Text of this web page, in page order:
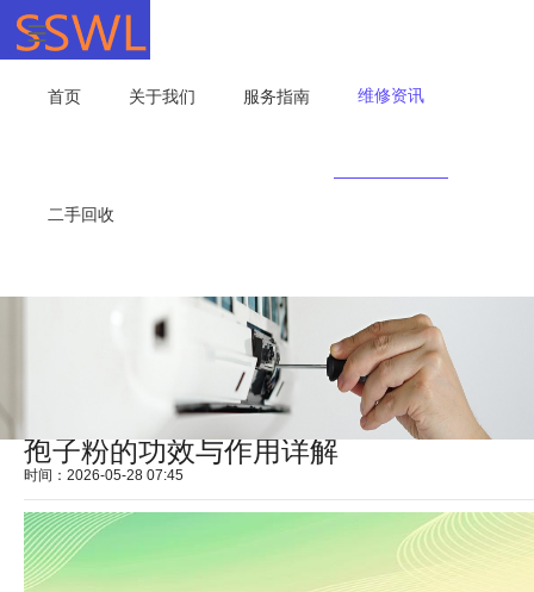
首页 关于我们 服务指南 维修资讯
二手回收
孢子粉的功效与作用详解
时间：2026-05-28 07:45